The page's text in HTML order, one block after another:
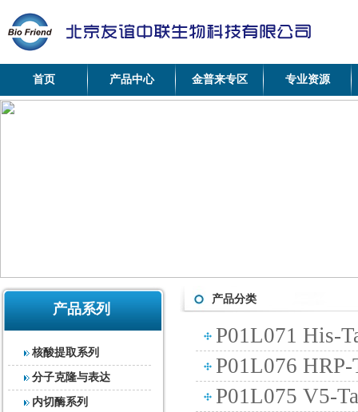
首页 产品中心 金普来专区 专业资源
产品系列
核酸提取系列
分子克隆与表达
内切酶系列
产品分类
P01L071 His-
P01L076
P01L075 V5-